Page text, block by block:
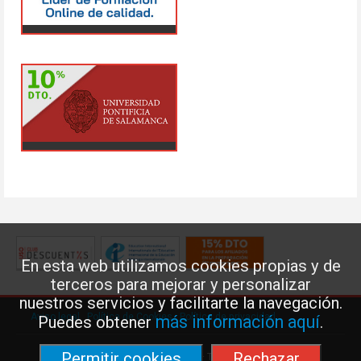
En esta web utilizamos cookies propias y de
terceros para mejorar y personalizar
nuestros servicios y facilitarte la navegación.
Puedes obtenermás información aquí.
Aviso legal·Política de Cookies·Política de privacidad
Federación de Enseñanza de USO · Teléfono: 91 577 41 13 ·